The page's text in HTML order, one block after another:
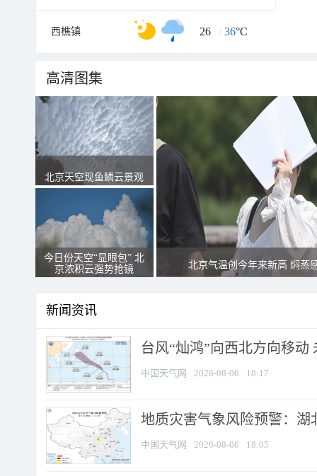
西樵镇 26 / 36°C
高清图集
北京天空现鱼鳞云景观
今日份天空“显眼包” 北
京浓积云强势抢镜
北京气温创今年来新高 焖蒸
新闻资讯
台风“灿鸿”向西北方向移动
中国天气网 2026-08-06 18:17
地质灾害气象风险预警：湖
中国天气网 2026-08-06 18:05